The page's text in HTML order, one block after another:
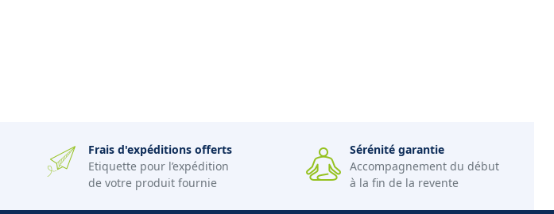
Frais d'expéditions offerts
Etiquette pour l’expédition
de votre produit fournie
Sérénité garantie
Accompagnement du début
à la fin de la revente